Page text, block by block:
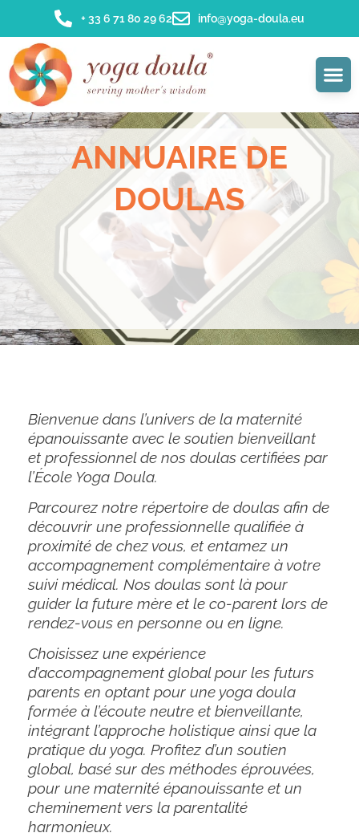
+ 33 6 71 80 29 62 info@yoga-doula.eu
ANNUAIRE DE
DOULAS
Bienvenue dans l’univers de la maternité
épanouissante avec le soutien bienveillant
et professionnel de nos doulas certifiées par
l’École Yoga Doula.
Parcourez notre répertoire de doulas afin de
découvrir une professionnelle qualifiée à
proximité de chez vous, et entamez un
accompagnement complémentaire à votre
suivi médical. Nos doulas sont là pour
guider la future mère et le co-parent lors de
rendez-vous en personne ou en ligne.
Choisissez une expérience
d’accompagnement global pour les futurs
parents en optant pour une yoga doula
formée à l’écoute neutre et bienveillante,
intégrant l’approche holistique ainsi que la
pratique du yoga. Profitez d’un soutien
global, basé sur des méthodes éprouvées,
pour une maternité épanouissante et un
cheminement vers la parentalité
harmonieux.